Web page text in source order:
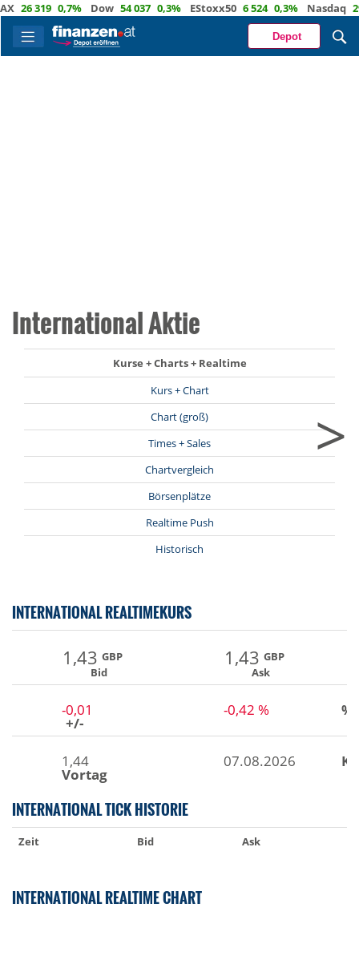
26 319 0,7% Dow 54 037 0,3% EStoxx50 6 524 0,3% Nasdaq 29
Depot
International Aktie
Kurse + Charts + Realtime
Kurs + Chart
Chart (groß)
Times + Sales
Chartvergleich
Börsenplätze
Realtime Push
Historisch
>
INTERNATIONAL REALTIMEKURS
1,43 GBP
Bid
1,43 GBP
Ask
-0,01
+/-
-0,42 % %
1,44
Vortag
07.08.2026
INTERNATIONAL TICK HISTORIE
Zeit Bid Ask
INTERNATIONAL REALTIME CHART